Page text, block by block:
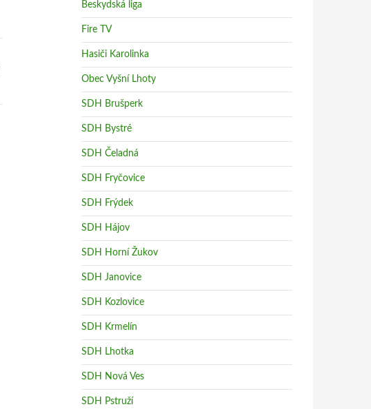
Beskydská liga
Fire TV
Hasiči Karolinka
Obec Vyšní Lhoty
SDH Brušperk
SDH Bystré
SDH Čeladná
SDH Fryčovice
SDH Frýdek
SDH Hájov
SDH Horní Žukov
SDH Janovice
SDH Kozlovice
SDH Krmelín
SDH Lhotka
SDH Nová Ves
SDH Pstruží